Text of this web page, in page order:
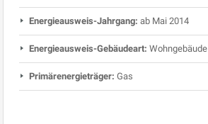
Energieausweis-Jahrgang: ab Mai 2014
Energieausweis-Gebäudeart: Wohngebäude
Primärenergieträger: Gas